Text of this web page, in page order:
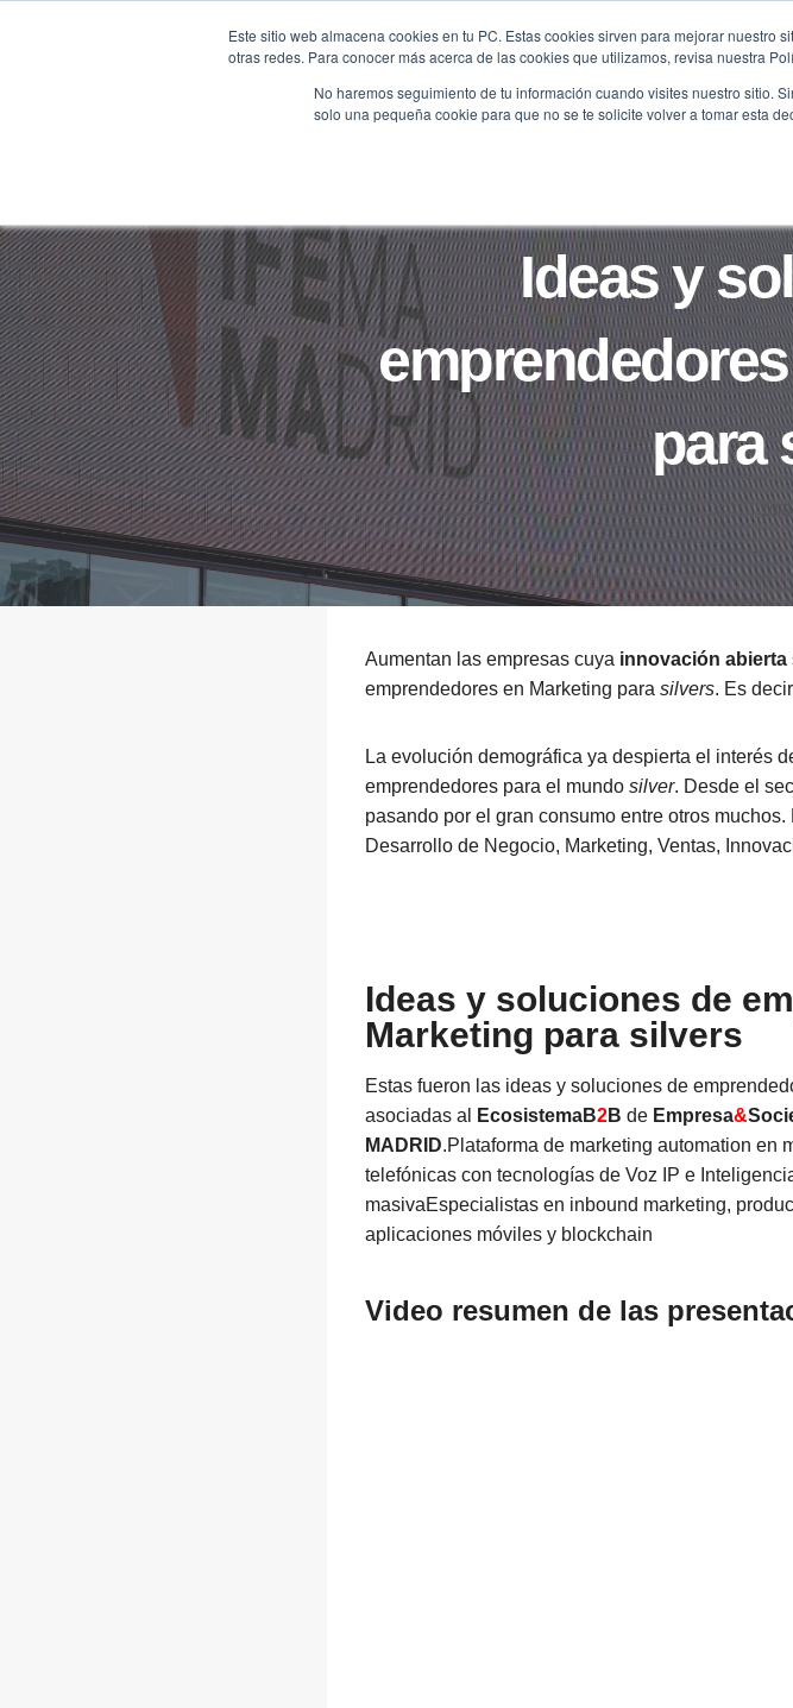
Este sitio web almacena cookies en tu PC. Estas cookies sirven para mejorar nuestro
otras redes. Para conocer más acerca de las cookies que utilizamos, revisa nuestra
No haremos seguimiento de tu información cuando visites nuestro sitio.
solo una pequeña cookie para que no se te solicite volver a tomar esta
HOME B2B FILANTROPÍA
Ideas y
para
10/
Aumentan las empresas cuya innovación abierta
emprendedores en Marketing para silvers. Es
La evolución demográfica ya despierta el interés
emprendedores para el mundo silver. Desde el
pasando por el gran consumo entre otros
Desarrollo de Negocio, Marketing, Ventas,
Ideas y soluciones de
Marketing para silvers
Estas fueron las ideas y soluciones de
asociadas al
EcosistemaB2B de Empresa&
MADRID.Plataforma de marketing automation en
telefónicas con tecnologías de Voz IP e
masivaEspecialistas en inbound marketing,
aplicaciones móviles y blockchain
Video resumen de las